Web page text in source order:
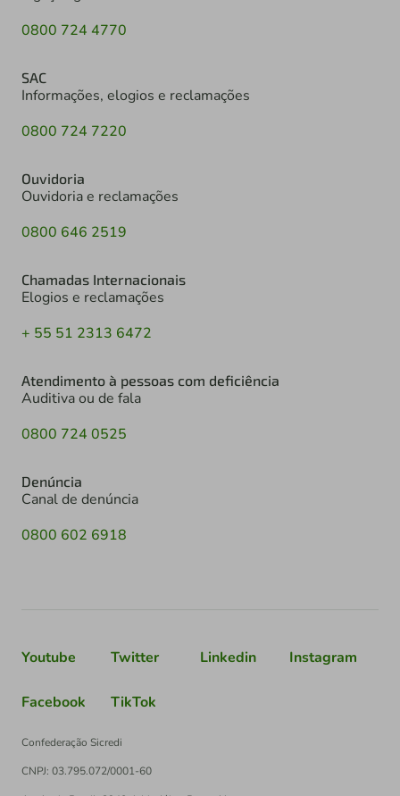
0800 724 4770
SAC
Informações, elogios e reclamações
0800 724 7220
Ouvidoria
Ouvidoria e reclamações
0800 646 2519
Chamadas Internacionais
Elogios e reclamações
+ 55 51 2313 6472
Atendimento à pessoas com deficiência
Auditiva ou de fala
0800 724 0525
Denúncia
Canal de denúncia
0800 602 6918
Youtube Twitter Linkedin Instagram
Facebook TikTok
Confederação Sicredi
CNPJ: 03.795.072/0001-60